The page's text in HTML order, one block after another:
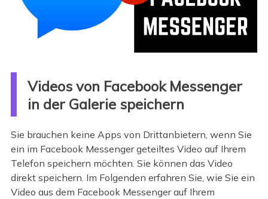
Videos von Facebook Messenger
in der Galerie speichern
Sie brauchen keine Apps von Drittanbietern, wenn Sie
ein im Facebook Messenger geteiltes Video auf Ihrem
Telefon speichern möchten. Sie können das Video
direkt speichern. Im Folgenden erfahren Sie, wie Sie ein
Video aus dem Facebook Messenger auf Ihrem